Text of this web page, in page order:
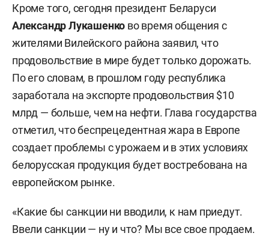
Кроме того, сегодня президент Беларуси
Александр Лукашенко во время общения с
жителями Вилейского района заявил, что
продовольствие в мире будет только дорожать.
По его словам, в прошлом году республика
заработала на экспорте продовольствия $10
млрд — больше, чем на нефти. Глава государства
отметил, что беспрецедентная жара в Европе
создает проблемы с урожаем и в этих условиях
белорусская продукция будет востребована на
европейском рынке.
«Какие бы санкции ни вводили, к нам приедут.
Ввели санкции — ну и что? Мы все свое продаем.